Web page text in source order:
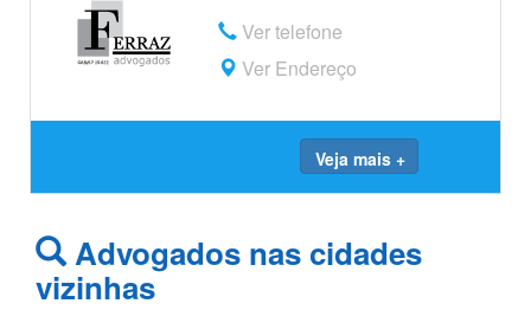
Ver telefone
Ver Endereço
Veja mais +
Advogados nas cidades
vizinhas